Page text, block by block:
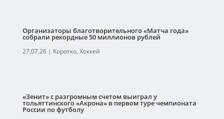
Организаторы благотворительного «Матча года»
собрали рекордные 50 миллионов рублей
27.07.26| Коротко, Хоккей
«Зенит» с разгромным счетом выиграл у
тольяттинского «Акрона» в первом туре чемпионата
России по футболу